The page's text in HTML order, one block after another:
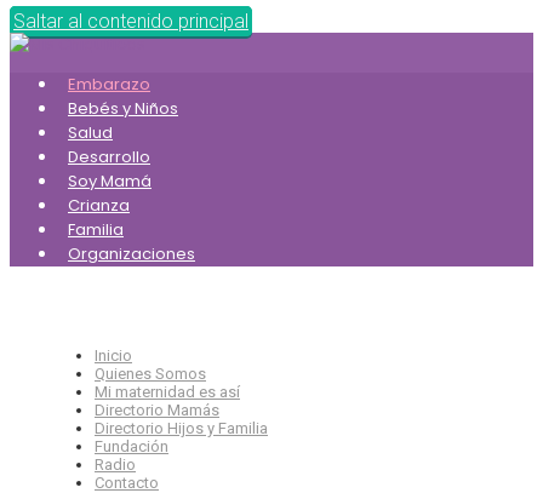
Saltar al contenido principal
Embarazo
Bebés y Niños
Salud
Desarrollo
Soy Mamá
Crianza
Familia
Organizaciones
Inicio
Quienes Somos
Mi maternidad es así
Directorio Mamás
Directorio Hijos y Familia
Fundación
Radio
Contacto